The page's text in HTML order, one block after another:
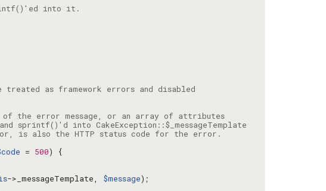
= 500
->_messageTemplate, $message